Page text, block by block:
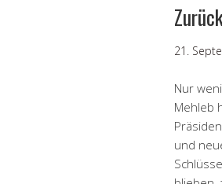
21.
Nur
Mehleb
und